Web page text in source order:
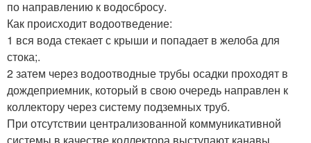
по направлению к водосбросу.
Как происходит водоотведение:
1 вся вода стекает с крыши и попадает в желоба для
стока;.
2 затем через водоотводные трубы осадки проходят в
дождеприемник, который в свою очередь направлен к
коллектору через систему подземных труб.
При отсутствии централизованной коммуникативной
системы в качестве коллектора выступают канавы,